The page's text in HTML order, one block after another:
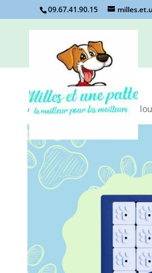
09.67.41.90.15
Accueil/jeu d'intéligence /